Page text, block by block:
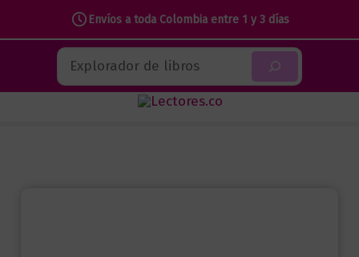
Envíos a toda Colombia entre 1 y 3 días
contenido
Buscar
del